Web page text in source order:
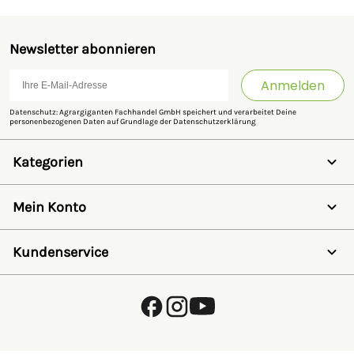
Newsletter abonnieren
Anmelden
Datenschutz: Agrargiganten Fachhandel GmbH speichert und verarbeitet Deine
personenbezogenen Daten auf Grundlage der Datenschutzerklärung
Kategorien
Schermaschinen
Futter- & Tränkesysteme
Haus, Hof & Stall
SALE
Mein Konto
Registrieren
Wunschzettel
Passwort vergessen
Kundenservice
Kostenlose Fachberatung